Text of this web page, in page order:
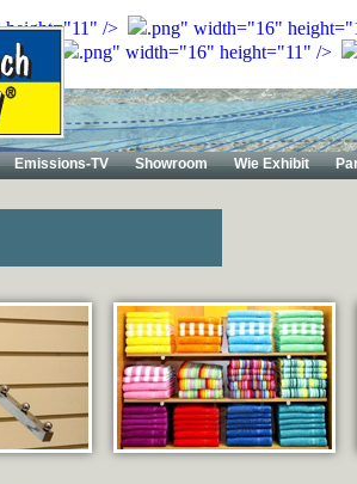
/>
.png" width="16"
/>
.png" width="16" height="11" />
Emissions-TV Showroom Wie Exhibit